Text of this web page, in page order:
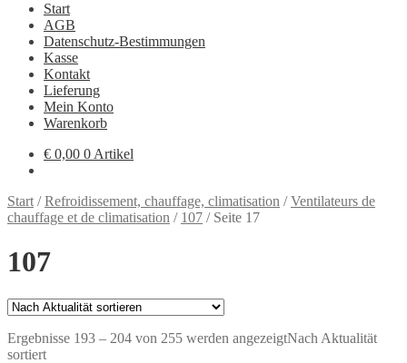
Start
AGB
Datenschutz-Bestimmungen
Kasse
Kontakt
Lieferung
Mein Konto
Warenkorb
€ 0,00 0 Artikel
Start /Refroidissement, chauffage, climatisation /Ventilateurs de
chauffage et de climatisation / 107 / Seite 17
107
Ergebnisse 193 – 204 von 255 werden angezeigtNach Aktualität
sortiert